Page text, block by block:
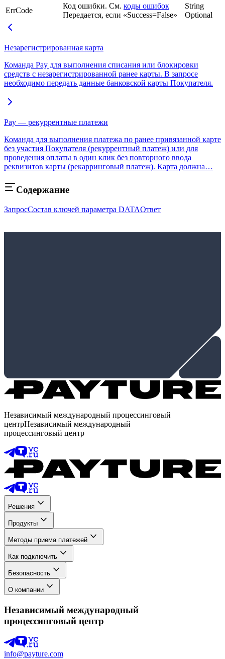
ErrCode
Код ошибки. См. коды ошибок
Передается, если «Success=False»
String
Optional
Незарегистрированная карта
Команда Pay для выполнения списания или блокировки
средств с незарегистрированной ранее карты. В запросе
необходимо передать данные банковской карты Покупателя.
Pay — рекуррентные платежи
Команда для выполнения платежа по ранее привязанной карте
без участия Покупателя (рекуррентный платеж) или для
проведения оплаты в один клик без повторного ввода
реквизитов карты (рекарринговый платеж). Карта должна…
Содержание
ЗапросСостав ключей параметра DATAОтвет
Независимый международный процессинговый
центрНезависимый международный
процессинговый центр
Решения
Продукты
Методы приема платежей
Как подключить
Безопасность
О компании
Независимый международный
процессинговый центр
info@payture.com